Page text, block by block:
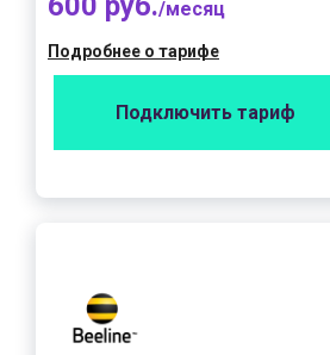
/месяц
Подробнее о тарифе
Подключить тариф